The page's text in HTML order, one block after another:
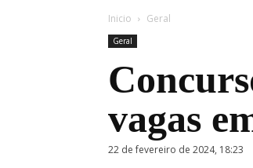
Inicio Geral
Geral
vagas
22 de fevereiro de 2024, 18:23